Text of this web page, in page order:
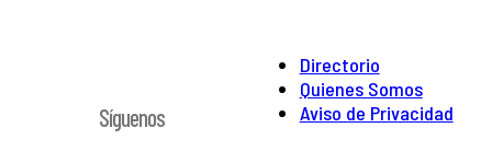
Directorio
Quienes Somos
Aviso de Privacidad
Síguenos